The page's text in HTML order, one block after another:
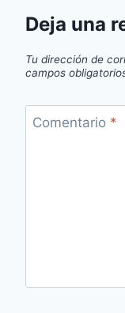
Deja una
Tu dirección de
campos
Comentario *